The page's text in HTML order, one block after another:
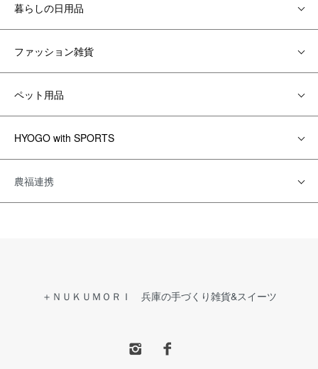
暮らしの日用品
ファッション雑貨
ペット用品
HYOGO with SPORTS
農福連携
＋ＮＵＫＵＭＯＲＩ 兵庫の手づくり雑貨&スイーツ